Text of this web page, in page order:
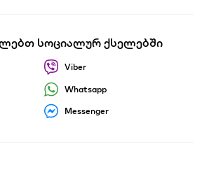
სოციალურ ქსელებში
Viber
Whatsapp
Messenger